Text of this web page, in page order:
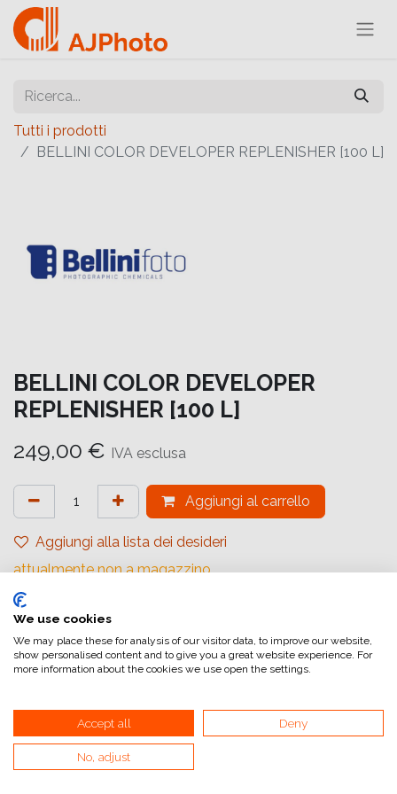
Tutti i prodotti
BELLINI COLOR DEVELOPER REPLENISHER [100 L]
BELLINI COLOR DEVELOPER
REPLENISHER [100 L]
249,00 € IVA esclusa
Aggiungi al carrello
Aggiungi alla lista dei desideri
attualmente non a magazzino
Riferimento interno:
Collegamenti utili
Home
We use cookies
We may place these for analysis of our visitor data, to improve our website,
show personalised content and to give you a great website experience. For
more information about the cookies we use open the settings.
Accept all Deny
No, adjust